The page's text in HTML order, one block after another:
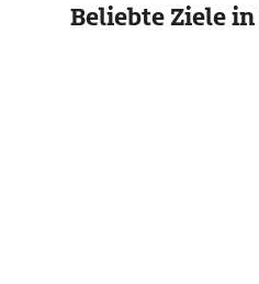
Beliebte Ziele